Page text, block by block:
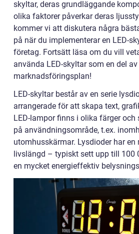
skyltar, deras grundläggande
olika faktorer påverkar deras
kommer vi att diskutera några
på när du implementerar en LED-
företag. Fortsätt läsa om du vill
använda LED-skyltar som en del
marknadsföringsplan!
LED-skyltar består av en serie
arrangerade för att skapa text,
LED-lampor finns i olika färger och
på användningsområde, t.ex.
utomhusskärmar. Lysdioder har en
livslängd – typiskt sett upp till 100
en mycket energieffektiv